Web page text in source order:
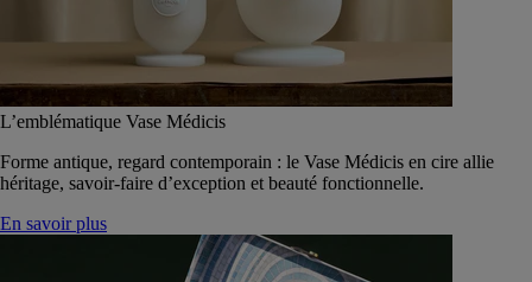
L’emblématique Vase Médicis
Forme antique, regard contemporain : le Vase Médicis en cire allie
héritage, savoir-faire d’exception et beauté fonctionnelle.
En savoir plus